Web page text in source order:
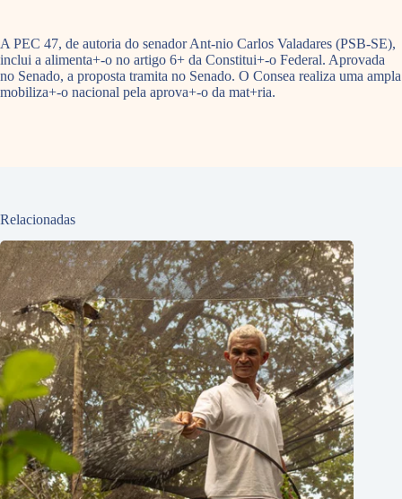
A PEC 47, de autoria do senador Ant-nio Carlos Valadares (PSB-SE),
inclui a alimenta+-o no artigo 6+ da Constitui+-o Federal. Aprovada
no Senado, a proposta tramita no Senado. O Consea realiza uma ampla
mobiliza+-o nacional pela aprova+-o da mat+ria.
Relacionadas